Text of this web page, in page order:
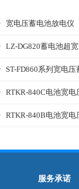
宽电压蓄电池放电仪
服务承诺